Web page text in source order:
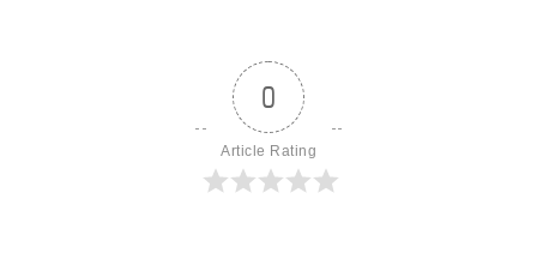
0
Article Rating